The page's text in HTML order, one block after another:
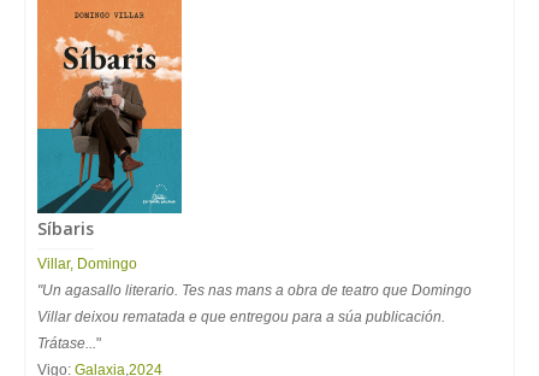
Síbaris
Villar, Domingo
"Un agasallo literario. Tes nas mans a obra de teatro que Domingo
Villar deixou rematada e que entregou para a súa publicación.
Trátase..."
Vigo: Galaxia,2024